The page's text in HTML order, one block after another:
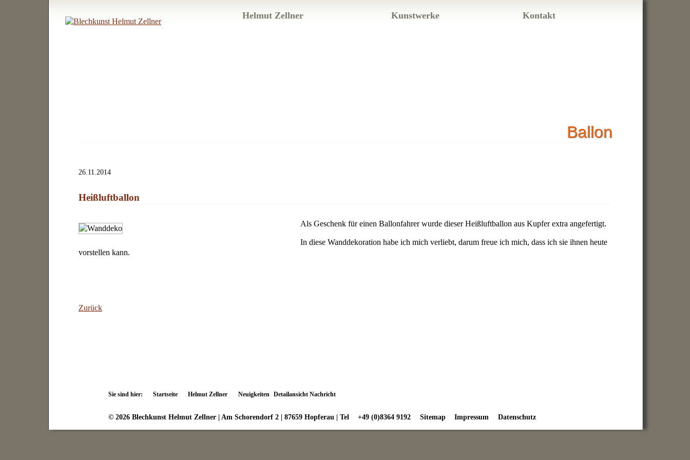
Helmut Zellner Kunstwerke Kontakt
Ballon
26.11.2014
Heißluftballon
Als Geschenk für einen Ballonfahrer wurde dieser Heißluftballon aus Kupfer extra angefertigt.
In diese Wanddekoration habe ich mich verliebt, darum freue ich mich, dass ich sie ihnen heute
vorstellen kann.
Zurück
Sie sind hier: Startseite Helmut Zellner Neuigkeiten Detailansicht Nachricht
© 2026 Blechkunst Helmut Zellner | Am Schorendorf 2 | 87659 Hopferau | Tel +49 (0)8364 9192 Sitemap Impressum Datenschutz